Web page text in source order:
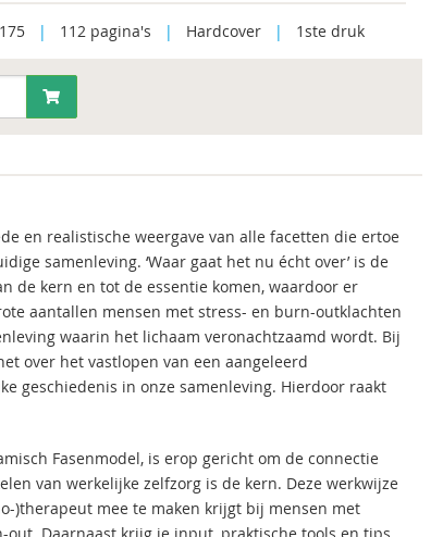
| 112 pagina's | Hardcover | 1ste druk
en realistische weergave van alle facetten die ertoe
samenleving. ‘Waar gaat het nu écht over’ is de
de kern en tot de essentie komen, waardoor er
aantallen mensen met stress- en burn-outklachten
waarin het lichaam veronachtzaamd wordt. Bij
over het vastlopen van een aangeleerd
geschiedenis in onze samenleving. Hierdoor raakt
Fasenmodel, is erop gericht om de connectie
van werkelijke zelfzorg is de kern. Deze werkwijze
)therapeut mee te maken krijgt bij mensen met